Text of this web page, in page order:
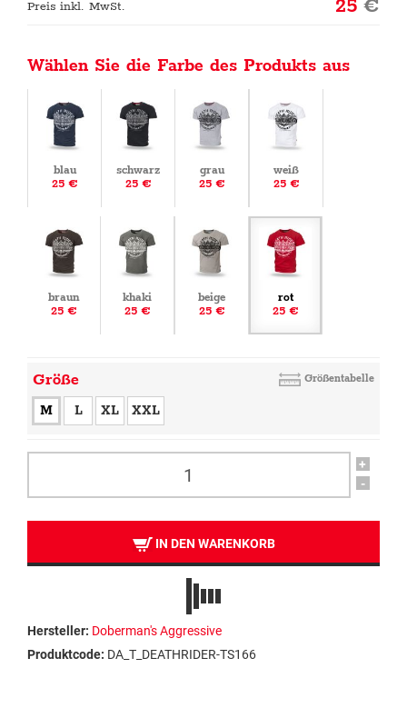
Preis inkl. MwSt. 25€
Wählen Sie die Farbe des Produkts aus
blau
25 €
schwarz
25 €
grau
25 €
weiß
25 €
braun
25 €
khaki
25 €
beige
25 €
rot
25 €
Größe Größentabelle
M L XL XXL
+
-
IN DEN WARENKORB
Hersteller: Doberman's Aggressive
Produktcode: DA_T_DEATHRIDER-TS166